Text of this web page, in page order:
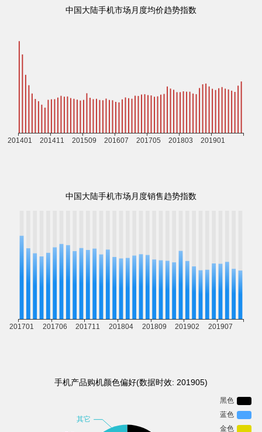
中国大陆手机市场月度均价趋势指数
中国大陆手机市场月度销售趋势指数
手机产品购机颜色偏好(数据时效: 201905)